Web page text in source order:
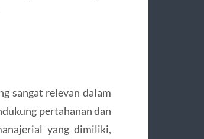
sangat relevan dalam
pertahanan dan
yang dimiliki,